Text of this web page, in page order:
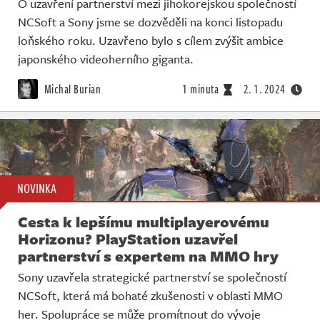
NCSoft a Sony jsme se dozvěděli na konci listopadu
loňského roku. Uzavřeno bylo s cílem zvýšit ambice
japonského videoherního giganta.
Michal Burian 1 minuta 2. 1. 2024
NOVINKA
Cesta k lepšímu multiplayerovému
Horizonu? PlayStation uzavřel
partnerství s expertem na MMO hry
Sony uzavřela strategické partnerství se společností
NCSoft, která má bohaté zkušenosti v oblasti MMO
her. Spolupráce se může promítnout do vývoje